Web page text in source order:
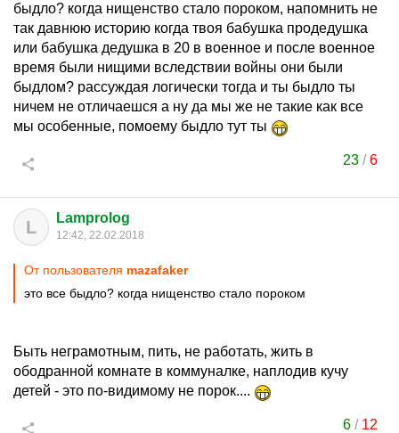
быдло? когда нищенство стало пороком, напомнить не
так давнюю историю когда твоя бабушка продедушка
или бабушка дедушка в 20 в военное и после военное
время были нищими вследствии войны они были
быдлом? рассуждая логически тогда и ты быдло ты
ничем не отличаешся а ну да мы же не такие как все
мы особенные, помоему быдло тут ты
23 /6
L Lamprolog
12:42, 22.02.2018
От пользователя mazafaker
это все быдло? когда нищенство стало пороком
Быть неграмотным, пить, не работать, жить в
ободранной комнате в коммуналке, наплодив кучу
детей - это по-видимому не порок....
6 / 12